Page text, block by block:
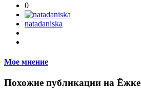
0
natadaniska
Мое мнение
Похожие публикации на Ёжке